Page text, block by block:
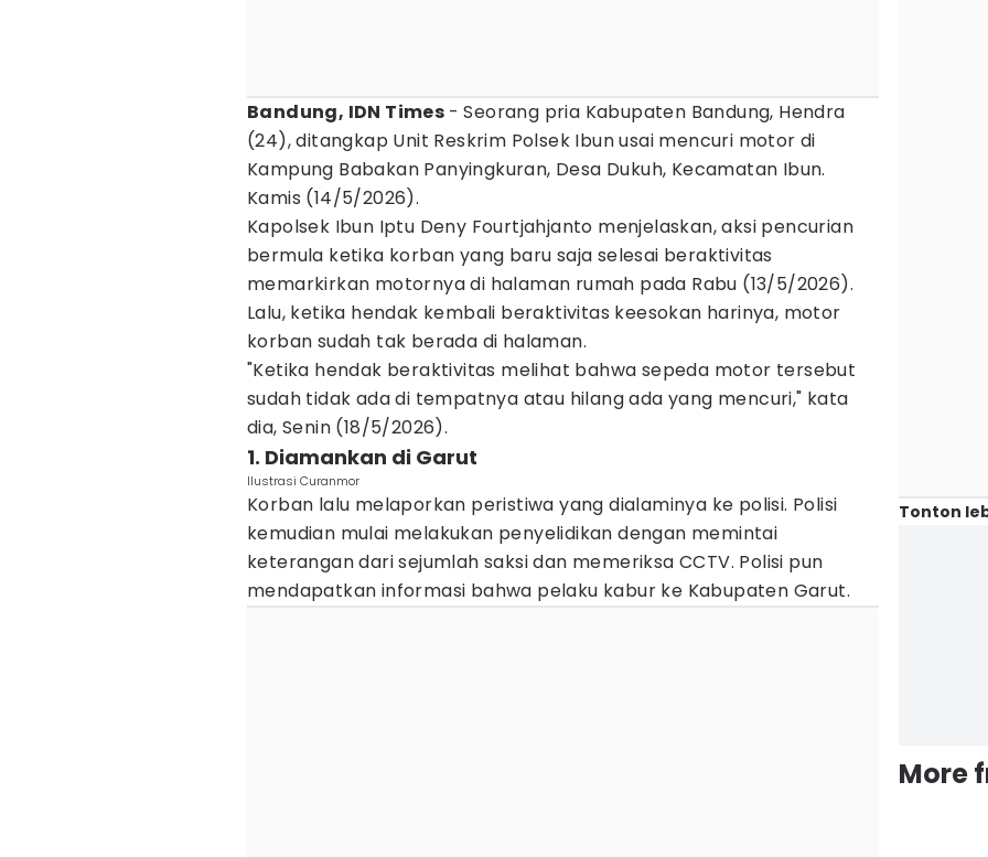
Bandung, IDN Times - Seorang pria Kabupaten Bandung, Hendra
(24), ditangkap Unit Reskrim Polsek Ibun usai mencuri motor di
Kampung Babakan Panyingkuran, Desa Dukuh, Kecamatan Ibun.
Kamis (14/5/2026).
Kapolsek Ibun Iptu Deny Fourtjahjanto menjelaskan, aksi pencurian
bermula ketika korban yang baru saja selesai beraktivitas
memarkirkan motornya di halaman rumah pada Rabu (13/5/2026).
Lalu, ketika hendak kembali beraktivitas keesokan harinya, motor
korban sudah tak berada di halaman.
"Ketika hendak beraktivitas melihat bahwa sepeda motor tersebut
sudah tidak ada di tempatnya atau hilang ada yang mencuri," kata
dia, Senin (18/5/2026).
1. Diamankan di Garut
Ilustrasi Curanmor
Korban lalu melaporkan peristiwa yang dialaminya ke polisi. Polisi
kemudian mulai melakukan penyelidikan dengan memintai
keterangan dari sejumlah saksi dan memeriksa CCTV. Polisi pun
mendapatkan informasi bahwa pelaku kabur ke Kabupaten Garut.
Tonton
More